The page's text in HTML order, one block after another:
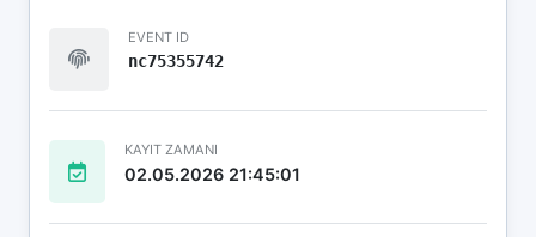
EVENT ID
nc75355742
KAYIT ZAMANI
02.05.2026 21:45:01